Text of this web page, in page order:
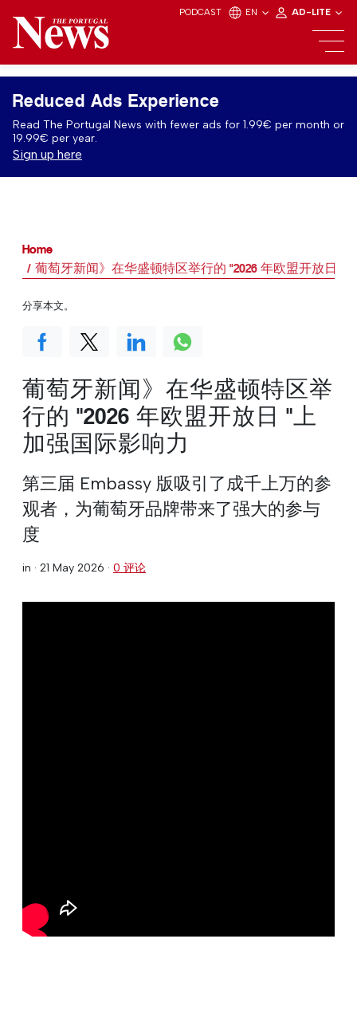
PODCAST EN AD-LITE
Reduced Ads Experience
Read The Portugal News with fewer ads for 1.99€ per month or
19.99€ per year.
Sign up here
Home
葡萄牙新闻》在华盛顿特区举行的 "2026 年欧盟开放日 "
葡萄牙新闻》在华盛顿特区举
行的 "2026 年欧盟开放日 "上
加强国际影响力
第三届 Embassy 版吸引了成千上万的参
观者，为葡萄牙品牌带来了强大的参与
度
in · 21 May 2026 · 0 评论
分享本文。